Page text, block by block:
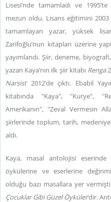
Lisesi’nde tamamladı ve
mezun oldu. Lisans eğitimini 2003
tamamlayan yazar, yüksek
Zarifoğlu’nun kitapları üzerine
yayımlandı. Şiir, deneme,
yazan Kaya’nın ilk şiir kitabı Renga
Narsist2012’de çıktı. Ebabil
kitabında "Kaya", "Kurye",
Amerikanın", "Zeval Vermesin
şiirlerinde toplum, tarih,
aldı.
Kaya, masal antolojisi eserinde
öykülerine ve eserlerine
olduğu bazı masallara yer
Çocuklar Gibi Güzel Öyküler’dir.